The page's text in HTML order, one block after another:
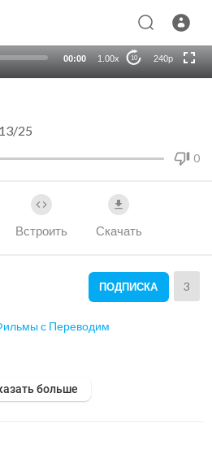
00:00 1.00x 10 240p
720p
0
25
Встроить Скачать
ПОДПИСКА 3
с Переводим
больше